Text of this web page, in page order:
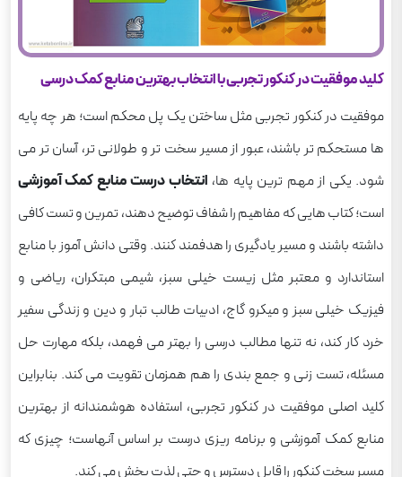
کلید موفقیت در کنکور تجربی با انتخاب بهترین منابع کمک درسی
موفقیت در کنکور تجربی مثل ساختن یک پل محکم است؛ هر چه پایه
ها مستحکم تر باشند، عبور از مسیر سخت تر و طولانی تر، آسان تر می
شود. یکی از مهم ترین پایه ها، انتخاب درست منابع کمک آموزشی
است؛ کتاب هایی که مفاهیم را شفاف توضیح دهند، تمرین و تست کافی
داشته باشند و مسیر یادگیری را هدفمند کنند. وقتی دانش آموز با منابع
استاندارد و معتبر مثل زیست خیلی سبز، شیمی مبتکران، ریاضی و
فیزیک خیلی سبز و میکرو گاج، ادبیات طالب تبار و دین و زندگی سفیر
خرد کار کند، نه تنها مطالب درسی را بهتر می فهمد، بلکه مهارت حل
مسئله، تست زنی و جمع بندی را هم همزمان تقویت می کند. بنابراین
کلید اصلی موفقیت در کنکور تجربی، استفاده هوشمندانه از بهترین
منابع کمک آموزشی و برنامه ریزی درست بر اساس آنهاست؛ چیزی که
مسیر سخت کنکور را قابل دسترس و حتی لذت بخش می کند.